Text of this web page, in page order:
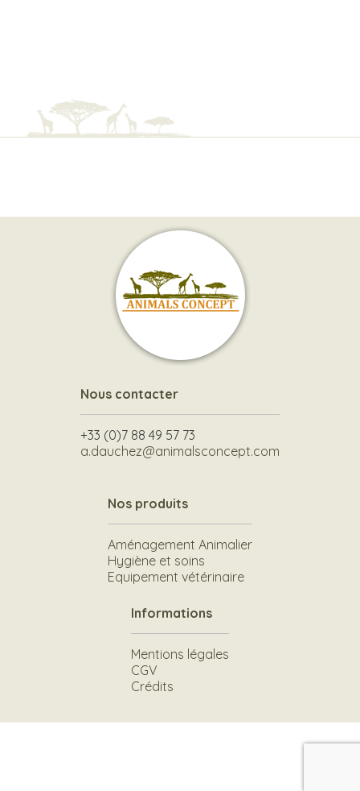
Nous contacter
+33 (0)7 88 49 57 73
a.dauchez@animalsconcept.com
Nos produits
Aménagement Animalier
Hygiène et soins
Equipement vétérinaire
Informations
Mentions légales
CGV
Crédits